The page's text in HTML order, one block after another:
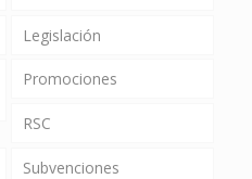
Legislación
Promociones
RSC
Subvenciones